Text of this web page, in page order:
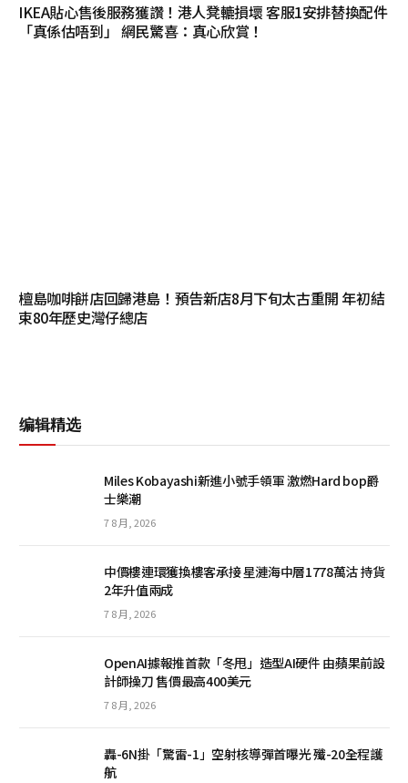
IKEA貼心售後服務獲讚！港人凳轆損壞 客服1安排替換配件
「真係估唔到」 網民驚喜：真心欣賞！
檀島咖啡餅店回歸港島！預告新店8月下旬太古重開 年初結
束80年歷史灣仔總店
编辑精选
Miles Kobayashi新進小號手領軍 激燃Hard bop爵
士樂潮
7 8 月, 2026
中價樓連環獲換樓客承接 星漣海中層1778萬沽 持貨
2年升值兩成
7 8 月, 2026
OpenAI據報推首款「冬甩」造型AI硬件 由蘋果前設
計師操刀 售價最高400美元
7 8 月, 2026
轟-6N掛「驚雷-1」空射核導彈首曝光 殲-20全程護
航